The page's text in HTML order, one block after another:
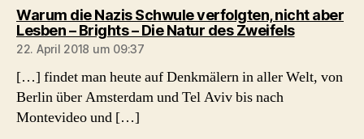
Warum die Nazis Schwule verfolgten, nicht aber
Lesben – Brights – Die Natur des Zweifelssagt:
22. April 2018 um 09:37
[…] findet man heute auf Denkmälern in aller Welt, von
Berlin über Amsterdam und Tel Aviv bis nach
Montevideo und […]